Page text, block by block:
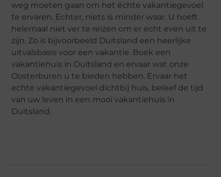
weg moeten gaan om het échte vakantiegevoel
te ervaren. Echter, niets is minder waar. U hoeft
helemaal niet ver te reizen om er echt even uit te
zijn. Zo is bijvoorbeeld Duitsland een heerlijke
uitvalsbasis voor een vakantie. Boek een
vakantiehuis in Duitsland en ervaar wat onze
Oosterburen u te bieden hebben. Ervaar het
echte vakantiegevoel dichtbij huis, beleef de tijd
van uw leven in een mooi vakantiehuis in
Duitsland.